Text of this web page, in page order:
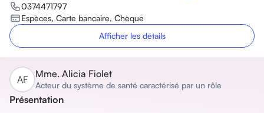
0374471797
Espèces, Carte bancaire, Chèque
Afficher les détails
AF Mme. Alicia Fiolet
Acteur du système de santé caractérisé par un rôle
Présentation